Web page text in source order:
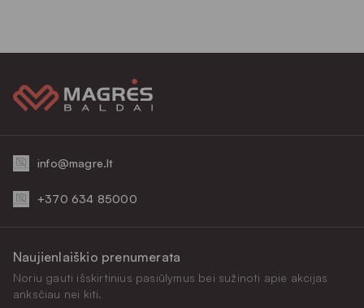
info@magre.lt
+370 634 85000
Naujienlaiškio prenumerata
Noriu gauti išskirtinius pasiūlymus bei sužinoti apie akcijas
anksčiau nei kiti.